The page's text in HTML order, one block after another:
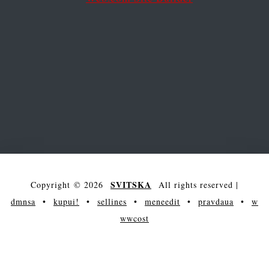
Copyright © 2026 SVITSKA All rights reserved |
dmnsa • kupui! • sellines • meneedit • pravdaua • w
wwcost